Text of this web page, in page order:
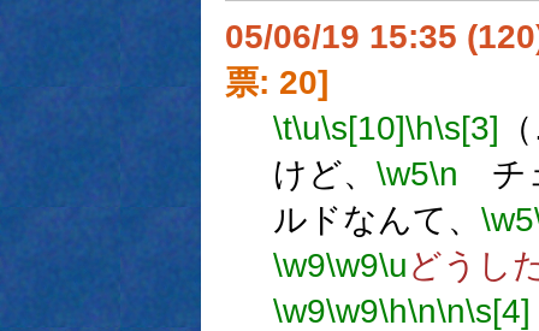
05/06/19 15:35
票: 20]
\t\u\s[10]\h\s[3]
けど、 \w5\n チ
ルドなんて、 \w5
\w9\w9\uどうし
\w9\w9\h\n\n\s[4]